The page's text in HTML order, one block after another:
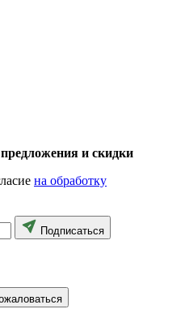
предложения и скидки
на обработку
Подписаться